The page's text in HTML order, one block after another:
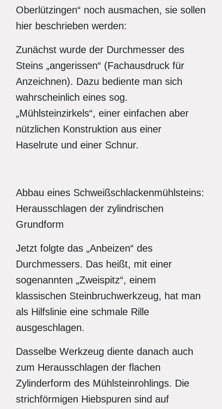
Oberlützingen“ noch ausmachen, sie sollen
hier beschrieben werden:
Zunächst wurde der Durchmesser des
Steins „angerissen“ (Fachausdruck für
Anzeichnen). Dazu bediente man sich
wahrscheinlich eines sog.
„Mühlsteinzirkels“, einer einfachen aber
nützlichen Konstruktion aus einer
Haselrute und einer Schnur.
Abbau eines Schweißschlackenmühlsteins:
Herausschlagen der zylindrischen
Grundform
Jetzt folgte das „Anbeizen“ des
Durchmessers. Das heißt, mit einer
sogenannten „Zweispitz“, einem
klassischen Steinbruchwerkzeug, hat man
als Hilfslinie eine schmale Rille
ausgeschlagen.
Dasselbe Werkzeug diente danach auch
zum Herausschlagen der flachen
Zylinderform des Mühlsteinrohlings. Die
strichförmigen Hiebspuren sind auf